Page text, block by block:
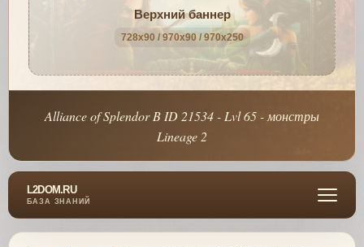
Верхний баннер
728x90 / 970x90 / 970x250
Alliance of Splendor B ID 21534 - Lvl 65 - монстры
Lineage 2
L2DOM.RU
БАЗА ЗНАНИЙ